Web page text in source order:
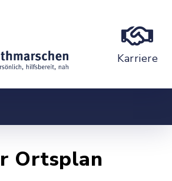
Karriere
Ortsplan